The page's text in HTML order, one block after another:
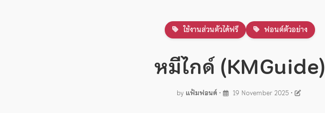
ใช้งานส่วนตัวได้ฟรี ฟอนต์ตัวอย่าง
หมีไกด์ (KMGuide)
by แฟ้มฟอนต์• 19 November 2025•